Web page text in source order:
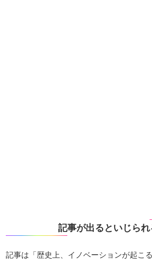
記事が出るといじられ
記事は「歴史上、イノベーションが起こ